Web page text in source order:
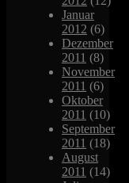
Januar
2012 (6)
Dezember
2011 (8)
November
2011 (6)
Oktober
2011 (10)
September
2011 (18)
August
2011 (14)